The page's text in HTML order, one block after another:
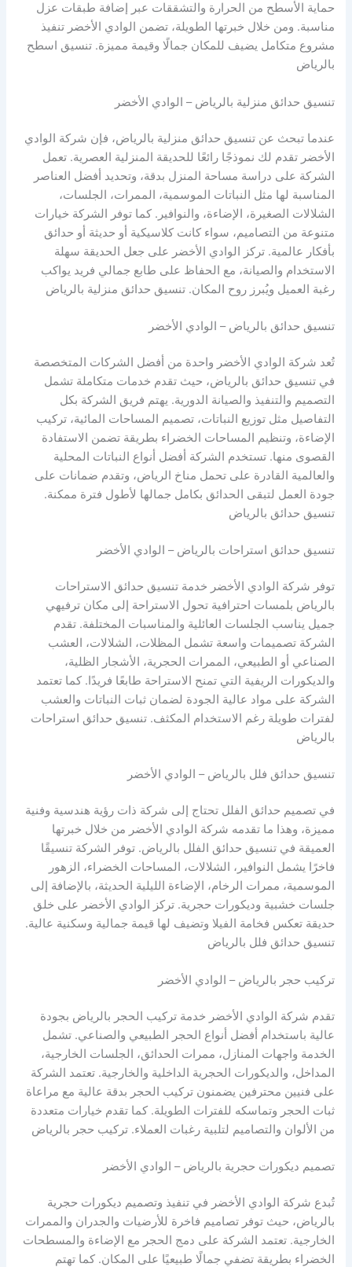
حماية الأسطح من الحرارة والتشققات عبر إضافة طبقات عزل
مناسبة. ومن خلال خبرتها الطويلة، تضمن الوادي الأخضر تنفيذ
مشروع متكامل يضيف للمكان جمالًا وقيمة مميزة. تنسيق اسطح
بالرياض
تنسيق حدائق منزلية بالرياض – الوادي الأخضر
عندما تبحث عن تنسيق حدائق منزلية بالرياض، فإن شركة الوادي
الأخضر تقدم لك نموذجًا رائعًا للحديقة المنزلية العصرية. تعمل
الشركة على دراسة مساحة المنزل بدقة، وتحديد أفضل العناصر
المناسبة لها مثل النباتات الموسمية، الممرات، الجلسات،
الشلالات الصغيرة، الإضاءة، والنوافير. كما توفر الشركة خيارات
متنوعة من التصاميم، سواء كانت كلاسيكية أو حديثة أو حدائق
بأفكار عالمية. تركز الوادي الأخضر على جعل الحديقة سهلة
الاستخدام والصيانة، مع الحفاظ على طابع جمالي فريد يواكب
رغبة العميل ويُبرز روح المكان. تنسيق حدائق منزلية بالرياض
تنسيق حدائق بالرياض – الوادي الأخضر
تُعد شركة الوادي الأخضر واحدة من أفضل الشركات المتخصصة
في تنسيق حدائق بالرياض، حيث تقدم خدمات متكاملة تشمل
التصميم والتنفيذ والصيانة الدورية. يهتم فريق الشركة بكل
التفاصيل مثل توزيع النباتات، تصميم المساحات المائية، تركيب
الإضاءة، وتنظيم المساحات الخضراء بطريقة تضمن الاستفادة
القصوى منها. تستخدم الشركة أفضل أنواع النباتات المحلية
والعالمية القادرة على تحمل مناخ الرياض، وتقدم ضمانات على
جودة العمل لتبقى الحدائق بكامل جمالها لأطول فترة ممكنة.
تنسيق حدائق بالرياض
تنسيق حدائق استراحات بالرياض – الوادي الأخضر
توفر شركة الوادي الأخضر خدمة تنسيق حدائق الاستراحات
بالرياض بلمسات احترافية تحول الاستراحة إلى مكان ترفيهي
جميل يناسب الجلسات العائلية والمناسبات المختلفة. تقدم
الشركة تصميمات واسعة تشمل المظلات، الشلالات، العشب
الصناعي أو الطبيعي، الممرات الحجرية، الأشجار الظلية،
والديكورات الريفية التي تمنح الاستراحة طابعًا فريدًا. كما تعتمد
الشركة على مواد عالية الجودة لضمان ثبات النباتات والعشب
لفترات طويلة رغم الاستخدام المكثف. تنسيق حدائق استراحات
بالرياض
تنسيق حدائق فلل بالرياض – الوادي الأخضر
في تصميم حدائق الفلل تحتاج إلى شركة ذات رؤية هندسية وفنية
مميزة، وهذا ما تقدمه شركة الوادي الأخضر من خلال خبرتها
العميقة في تنسيق حدائق الفلل بالرياض. توفر الشركة تنسيقًا
فاخرًا يشمل النوافير، الشلالات، المساحات الخضراء، الزهور
الموسمية، ممرات الرخام، الإضاءة الليلية الحديثة، بالإضافة إلى
جلسات خشبية وديكورات حجرية. تركز الوادي الأخضر على خلق
حديقة تعكس فخامة الفيلا وتضيف لها قيمة جمالية وسكنية عالية.
تنسيق حدائق فلل بالرياض
تركيب حجر بالرياض – الوادي الأخضر
تقدم شركة الوادي الأخضر خدمة تركيب الحجر بالرياض بجودة
عالية باستخدام أفضل أنواع الحجر الطبيعي والصناعي. تشمل
الخدمة واجهات المنازل، ممرات الحدائق، الجلسات الخارجية،
المداخل، والديكورات الحجرية الداخلية والخارجية. تعتمد الشركة
على فنيين محترفين يضمنون تركيب الحجر بدقة عالية مع مراعاة
ثبات الحجر وتماسكه للفترات الطويلة. كما تقدم خيارات متعددة
من الألوان والتصاميم لتلبية رغبات العملاء. تركيب حجر بالرياض
تصميم ديكورات حجرية بالرياض – الوادي الأخضر
تُبدع شركة الوادي الأخضر في تنفيذ وتصميم ديكورات حجرية
بالرياض، حيث توفر تصاميم فاخرة للأرضيات والجدران والممرات
الخارجية. تعتمد الشركة على دمج الحجر مع الإضاءة والمسطحات
الخضراء بطريقة تضفي جمالًا طبيعيًا على المكان. كما تهتم